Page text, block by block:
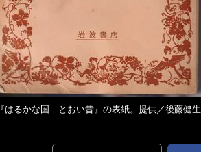
『はるかな国 とおい昔』の表紙。提供／後藤健生